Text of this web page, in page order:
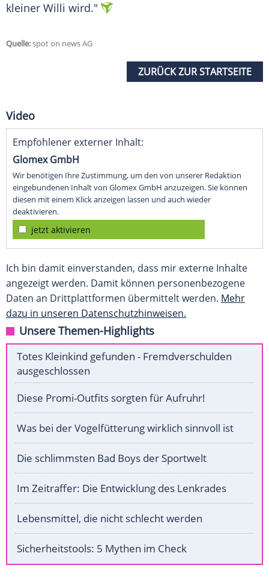
kleiner Willi wird."
Quelle:spot on news AG
ZURÜCK ZUR STARTSEITE
Video
Empfohlener externer Inhalt:
Glomex GmbH
Wir benötigen Ihre Zustimmung, um den von unserer Redaktion
eingebundenen Inhalt von Glomex GmbH anzuzeigen. Sie können
diesen mit einem Klick anzeigen lassen und auch wieder
deaktivieren.
jetzt aktivieren
Ich bin damit einverstanden, dass mir externe Inhalte
angezeigt werden. Damit können personenbezogene
Daten an Drittplattformen übermittelt werden. Mehr
dazu in unseren Datenschutzhinweisen.
Unsere Themen-Highlights
Totes Kleinkind gefunden - Fremdverschulden
ausgeschlossen
Diese Promi-Outfits sorgten für Aufruhr!
Was bei der Vogelfütterung wirklich sinnvoll ist
Die schlimmsten Bad Boys der Sportwelt
Im Zeitraffer: Die Entwicklung des Lenkrades
Lebensmittel, die nicht schlecht werden
Sicherheitstools: 5 Mythen im Check